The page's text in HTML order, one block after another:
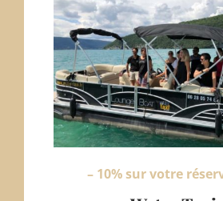
– 10% sur votre